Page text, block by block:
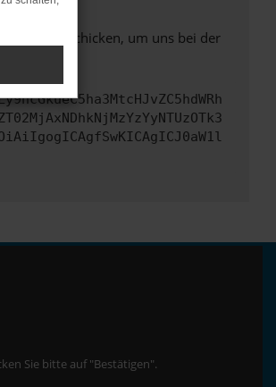
Text schicken, um uns bei der
Sie bitte auf "Bestätigen".